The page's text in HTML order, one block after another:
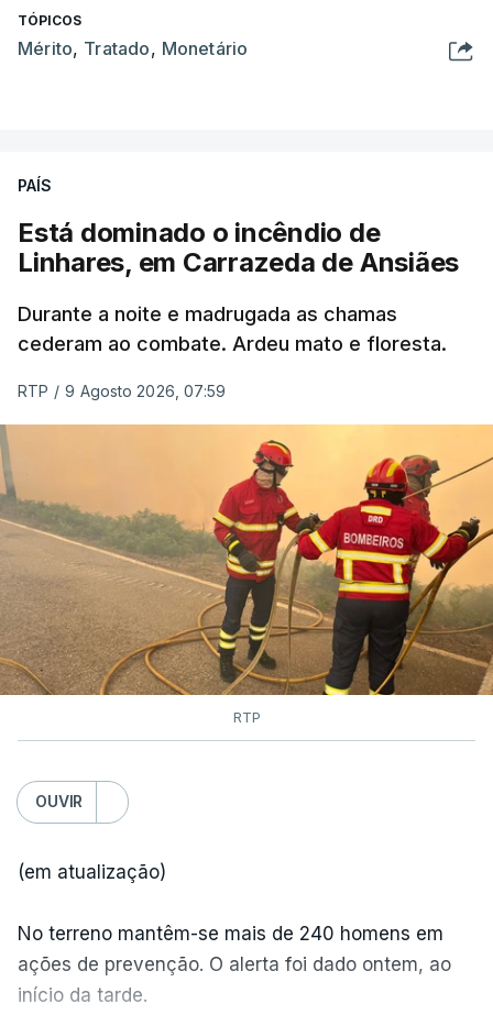
TÓPICOS
Mérito, Tratado, Monetário
PAÍS
Está dominado o incêndio de
Linhares, em Carrazeda de Ansiães
Durante a noite e madrugada as chamas
cederam ao combate. Ardeu mato e floresta.
RTP / 9 Agosto 2026, 07:59
RTP
OUVIR
(em atualização)
No terreno mantêm-se mais de 240 homens em
ações de prevenção. O alerta foi dado ontem, ao
início da tarde.